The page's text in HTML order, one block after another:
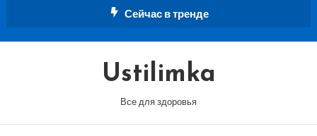
Сейчас в тренде
Ustilimka
Все для здоровья